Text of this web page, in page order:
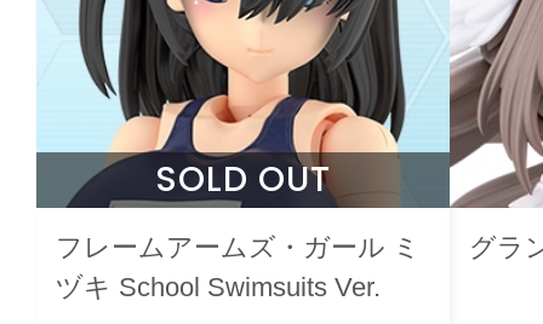
SOLD OUT
フレームアームズ・ガール ミ
ヅキ School Swimsuits Ver.
グラ